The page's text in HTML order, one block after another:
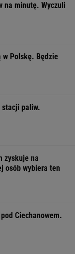
na minutę. Wyczuli
w Polskę. Będzie
stacji paliw.
zyskuje na
osób wybiera ten
Ciechanowem.